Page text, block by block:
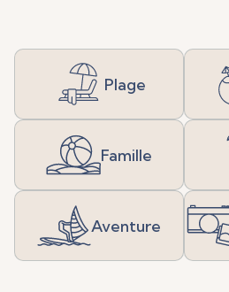
Plage
Famille
Aventure